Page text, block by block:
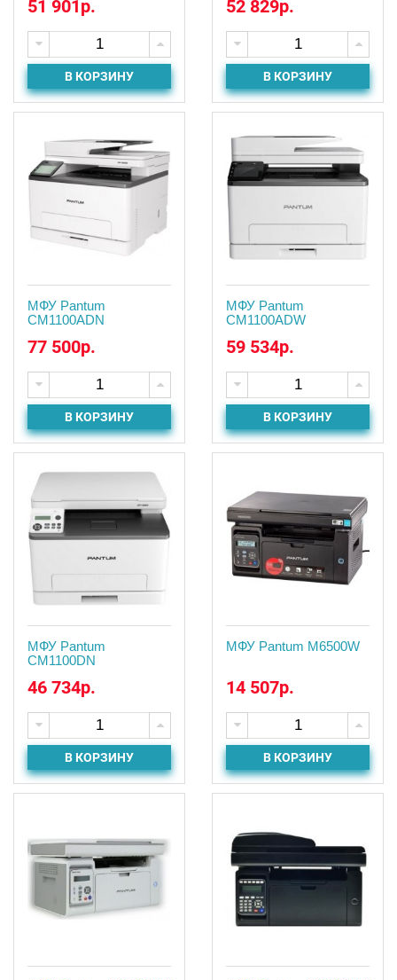
51 901р.
В КОРЗИНУ
52 829р.
В КОРЗИНУ
МФУ Pantum
CM1100ADN
77 500р.
В КОРЗИНУ
МФУ Pantum
CM1100ADW
59 534р.
В КОРЗИНУ
МФУ Pantum
CM1100DN
46 734р.
В КОРЗИНУ
МФУ Pantum M6500W
14 507р.
В КОРЗИНУ